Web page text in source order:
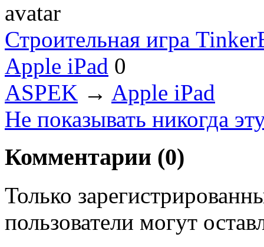
Строительная игра
Apple iPad 0
ASPEK → Apple iPad
Не показывать никогда
Комментарии (0)
Только
пользователи могут